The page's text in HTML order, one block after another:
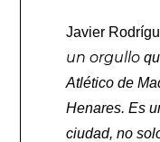
Javier
un orgullo
Atlético de
Henares. Es
ciudad, no